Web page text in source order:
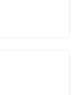
バレる仕組